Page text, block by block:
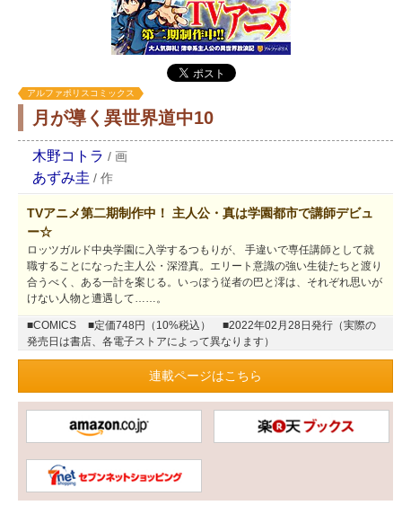
アルファポリスコミックス
月が導く異世界道中10
木野コトラ / 画
あずみ圭 / 作
TVアニメ第二期制作中！ 主人公・真は学園都市で講師デビュ
ー☆
ロッツガルド中央学園に入学するつもりが、 手違いで専任講師として就
職することになった主人公・深澄真。エリート意識の強い生徒たちと渡り
合うべく、ある一計を案じる。いっぽう従者の巴と澪は、それぞれ思いが
けない人物と遭遇して……。
■COMICS ■定価748円（10%税込）
■2022年02月28日発行（実際の
発売日は書店、各電子ストアによって異なります）
連載ページはこちら